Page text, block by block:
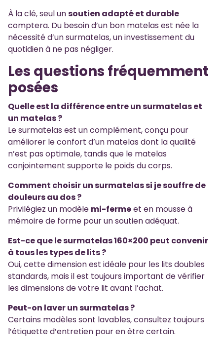
À la clé, seul unsoutien adapté et durable
comptera. Du besoin d’un bon matelas est née la
nécessité d’un surmatelas, un investissement du
quotidien à ne pas négliger.
Les questions fréquemment
posées
Quelle est la différence entre un surmatelas et
un matelas ?
Le surmatelas est un complément, conçu pour
améliorer le confort d’un matelas dont la qualité
n’est pas optimale, tandis que le matelas
conjointement supporte le poids du corps.
Comment choisir un surmatelas si je souffre de
douleurs au dos ?
Privilégiez un modèle mi-fermeet en mousse à
mémoire de forme pour un soutien adéquat.
Est-ce que le surmatelas 160×200 peut convenir
à tous les types de lits ?
Oui, cette dimension est idéale pour les lits doubles
standards, mais il est toujours important de vérifier
les dimensions de votre lit avant l’achat.
Peut-on laver un surmatelas ?
Certains modèles sont lavables, consultez toujours
l’étiquette d’entretien pour en être certain.